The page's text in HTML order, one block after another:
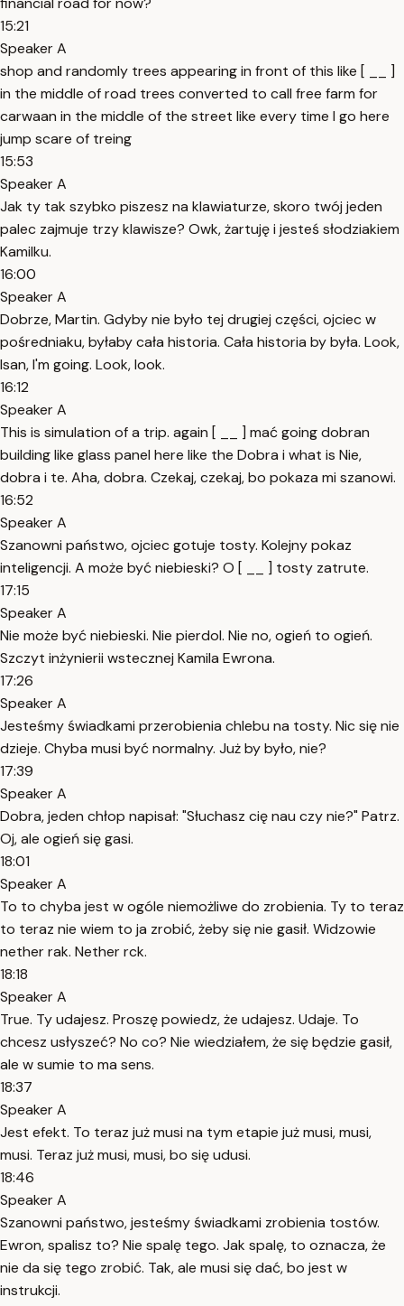
15:21
Speaker A
shop and randomly trees appearing in front of this like [ __ ]
in the middle of road trees converted to call free farm for
carwaan in the middle of the street like every time I go here
jump scare of treing
15:53
Speaker A
Jak ty tak szybko piszesz na klawiaturze, skoro twój jeden
palec zajmuje trzy klawisze? Owk, żartuję i jesteś słodziakiem
Kamilku.
16:00
Speaker A
Dobrze, Martin. Gdyby nie było tej drugiej części, ojciec w
pośredniaku, byłaby cała historia. Cała historia by była. Look,
Isan, I'm going. Look, look.
16:12
Speaker A
This is simulation of a trip. again [ __ ] mać going dobran
building like glass panel here like the Dobra i what is Nie,
dobra i te. Aha, dobra. Czekaj, czekaj, bo pokaza mi szanowi.
16:52
Speaker A
Szanowni państwo, ojciec gotuje tosty. Kolejny pokaz
inteligencji. A może być niebieski? O [ __ ] tosty zatrute.
17:15
Speaker A
Nie może być niebieski. Nie pierdol. Nie no, ogień to ogień.
Szczyt inżynierii wstecznej Kamila Ewrona.
17:26
Speaker A
Jesteśmy świadkami przerobienia chlebu na tosty. Nic się nie
dzieje. Chyba musi być normalny. Już by było, nie?
17:39
Speaker A
Dobra, jeden chłop napisał: "Słuchasz cię nau czy nie?" Patrz.
Oj, ale ogień się gasi.
18:01
Speaker A
To to chyba jest w ogóle niemożliwe do zrobienia. Ty to teraz
to teraz nie wiem to ja zrobić, żeby się nie gasił. Widzowie
nether rak. Nether rck.
18:18
Speaker A
True. Ty udajesz. Proszę powiedz, że udajesz. Udaje. To
chcesz usłyszeć? No co? Nie wiedziałem, że się będzie gasił,
ale w sumie to ma sens.
18:37
Speaker A
Jest efekt. To teraz już musi na tym etapie już musi, musi,
musi. Teraz już musi, musi, bo się udusi.
18:46
Speaker A
Szanowni państwo, jesteśmy świadkami zrobienia tostów.
Ewron, spalisz to? Nie spalę tego. Jak spalę, to oznacza, że
nie da się tego zrobić. Tak, ale musi się dać, bo jest w
instrukcji.